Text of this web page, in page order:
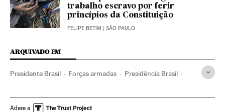
trabalho escravo por ferir
princípios da Constituição
FELIPE BETIM | SÃO PAULO
ARQUIVADO EM
Presidente Brasil Forças armadas Presidência Brasil
Parlamento Conflitos políticos
Adere a